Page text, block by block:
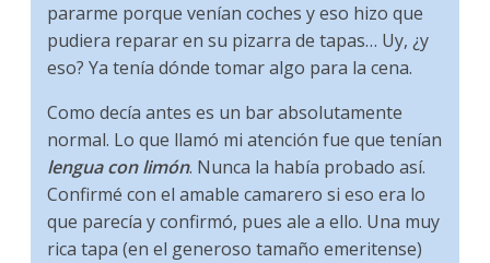
pararme porque venían coches y eso hizo que
pudiera reparar en su pizarra de tapas… Uy, ¿y
eso? Ya tenía dónde tomar algo para la cena.
Como decía antes es un bar absolutamente
normal. Lo que llamó mi atención fue que tenían
lengua con limón. Nunca la había probado así.
Confirmé con el amable camarero si eso era lo
que parecía y confirmó, pues ale a ello. Una muy
rica tapa (en el generoso tamaño emeritense)